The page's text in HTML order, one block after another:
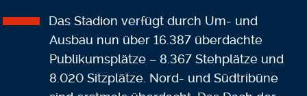
Das Stadion verfügt durch Um- und
Ausbau nun über 16.387 überdachte
Publikumsplätze – 8.367 Stehplätze und
8.020 Sitzplätze. Nord- und Südtribüne